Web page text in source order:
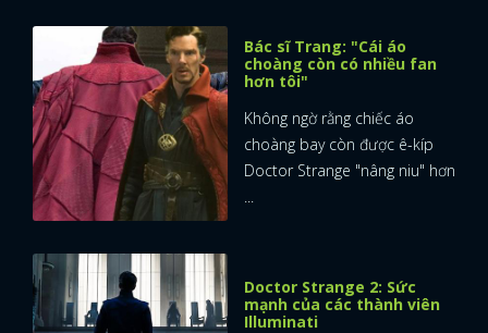
Bác sĩ Trang: "Cái áo
choàng còn có nhiều fan
hơn tôi"
Không ngờ rằng chiếc áo
choàng bay còn được ê-kíp
Doctor Strange "nâng niu" hơn
...
Doctor Strange 2: Sức
mạnh của các thành viên
Illuminati